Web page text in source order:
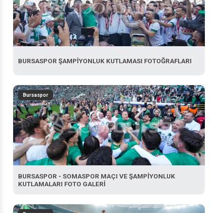
BURSASPOR ŞAMPİYONLUK KUTLAMASI FOTOĞRAFLARI
Bursaspor
BURSASPOR - SOMASPOR MAÇI VE ŞAMPİYONLUK